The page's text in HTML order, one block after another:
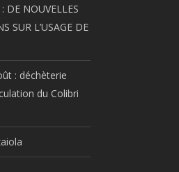
: DE NOUVELLES
SUR L’USAGE DE
: déchèterie
du Colibri